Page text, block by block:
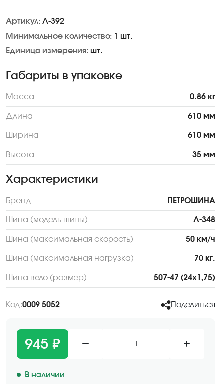
Артикул: Л-392
Минимальное количество: 1 шт.
Единица измерения: шт.
Габариты в упаковке
Масса 0.86 кг
Длина 610 мм
Ширина 610 мм
Высота 35 мм
Характеристики
Бренд ПЕТРОШИНА
Шина (модель шины) Л-348
Шина (максимальная скорость) 50 км/ч
Шина (максимальная нагрузка) 70 кг.
Шина вело (размер) 507-47 (24х1,75)
Код:0009 5052 Поделиться
945 ₽ 1
В наличии